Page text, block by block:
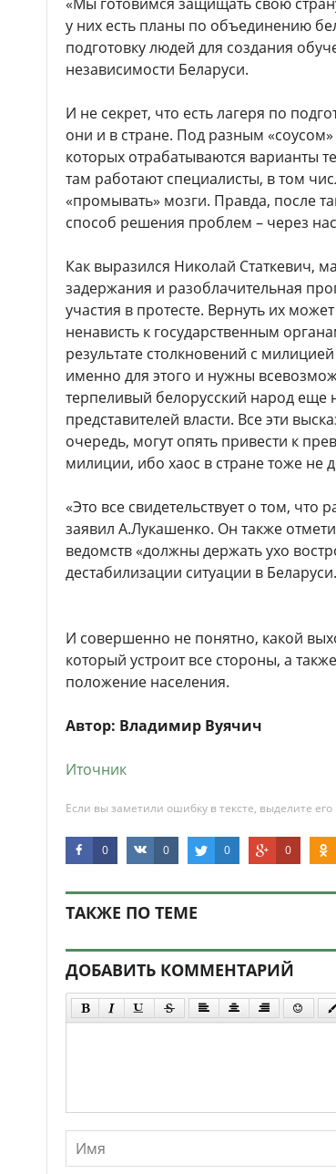
у них есть планы по объединению
подготовку людей для создания
независимости Беларуси.
И не секрет, что есть лагеря по
они и в стране. Под разным
которых отрабатываются варианты
там работают специалисты, в том
«промывать» мозги. Правда, после
способ решения проблем – через
Как выразился Николай Статкевич,
задержания и разоблачительная
участия в протесте. Вернуть их
ненависть к государственным
результате столкновений с
именно для этого и нужны
терпеливый белорусский народ еще
представителей власти. Все эти
очередь, могут опять привести к
милиции, ибо хаос в стране тоже не
«Это все свидетельствует о том, что
заявил А.Лукашенко. Он также
ведомств «должны держать ухо
дестабилизации ситуации в Беларуси.
И совершенно не понятно, какой
который устроит все стороны, а
положение населения.
Автор: Владимир Вуячич
Иточник
Если вы заметили ошибку в тексте, выделите
0 0 0 0
ТАКЖЕ ПО ТЕМЕ
ДОБАВИТЬ КОММЕНТАРИЙ